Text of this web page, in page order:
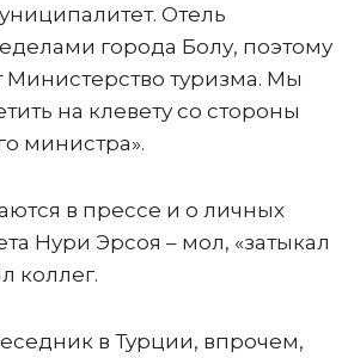
Отель
города Болу, поэтому
Министерство туризма. Мы
на клевету со стороны
министра».
в прессе и о личных
Нури Эрсоя – мол, «затыкал
коллег.
в Турции, впрочем,